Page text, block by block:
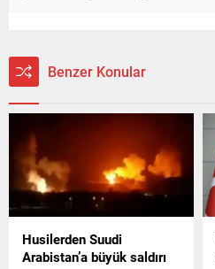
Benzer Konular
Husilerden Suudi
Arabistan’a büyük saldırı